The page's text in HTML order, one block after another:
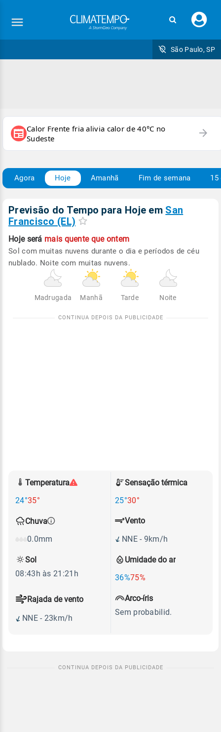
seu
São Paulo, SP
newspaper Calor Frente fria alivia calor de 40°C no
Sudeste
arrow_forward
Agora Hoje Amanhã Fim de semana 15
Previsão do Tempo para Hoje em San
Francisco (EL)
Hoje será mais quente que ontem
Sol com muitas nuvens durante o dia e períodos de céu
nublado. Noite com muitas nuvens.
Madrugada Manhã Tarde Noite
Temperatura
24°35°
Sensação térmica
25°30°
Chuva
0.0mm
Umidade do ar
36%75%
Vento
NNE - 9km/h
Rajada de vento
NNE - 23km/h
Sol
08:43h às 21:21h
Arco-íris
Sem probabilid.